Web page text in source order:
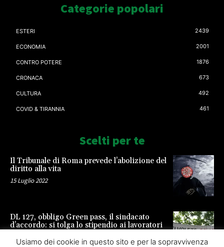
Categorie popolari
ESTERI 2439
ECONOMIA 2001
CONTRO POTERE 1876
CRONACA 673
CULTURA 492
COVID & TIRANNIA 461
Scelti per te
Il Tribunale di Roma prevede l’abolizione del
diritto alla vita
15 Luglio 2022
DL 127, obbligo Green pass, il sindacato
d’accordo: si tolga lo stipendio ai lavoratori
Usiamo dei cookie in questo sito e per la sopravvivenza